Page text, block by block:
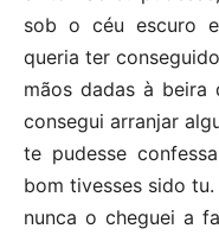
sob o céu escuro
queria ter
mãos dadas à
consegui arranjar
te pudesse
bom tivesses sido
nunca o cheguei a